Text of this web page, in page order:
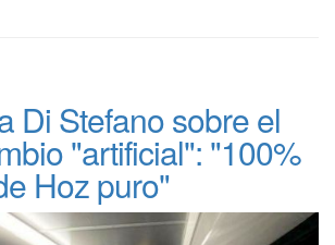
Di Stefano sobre el
"artificial": "100%
Hoz puro"